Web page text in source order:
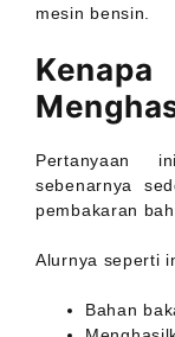
mesin bensin.
Pertanyaan
sebenarnya
pembakaran
Alurnya seperti
Bahan